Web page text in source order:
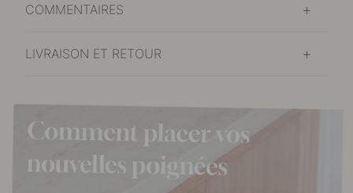
COMMENTAIRES
LIVRAISON ET RETOUR